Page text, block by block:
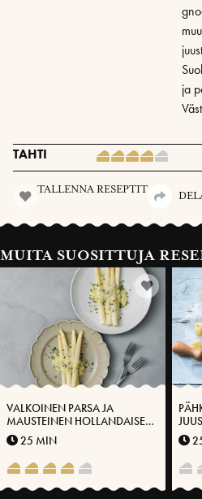
ja
TAHTI
TALLENNA RESEPTIT
MUITA SUOSITTUJA
VALKOINEN PARSA JA
MAUSTEINEN HOLLANDAISE
VÄSTERBOTTENSOST-
JUUSTOLLA®
25 MIN